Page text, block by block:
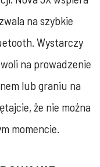
na szybkie
Wystarczy
na prowadzenie
lub graniu na
że nie można
momencie.